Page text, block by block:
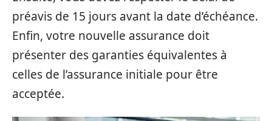
préavis de 15 jours avant la date d’échéance.
Enfin, votre nouvelle assurance doit
présenter des garanties équivalentes à
celles de l’assurance initiale pour être
acceptée.